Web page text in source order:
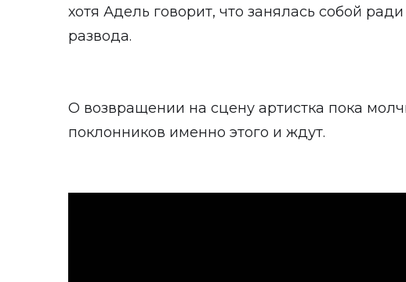
хотя Адель говорит, что занялась собой
развода.
О возвращении на сцену артистка пока
поклонников именно этого и ждут.